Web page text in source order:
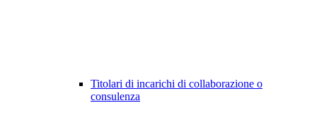
Titolari di incarichi di collaborazione o
consulenza